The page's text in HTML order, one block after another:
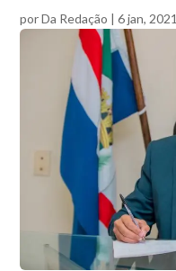
porDa Redação |6 jan, 2021